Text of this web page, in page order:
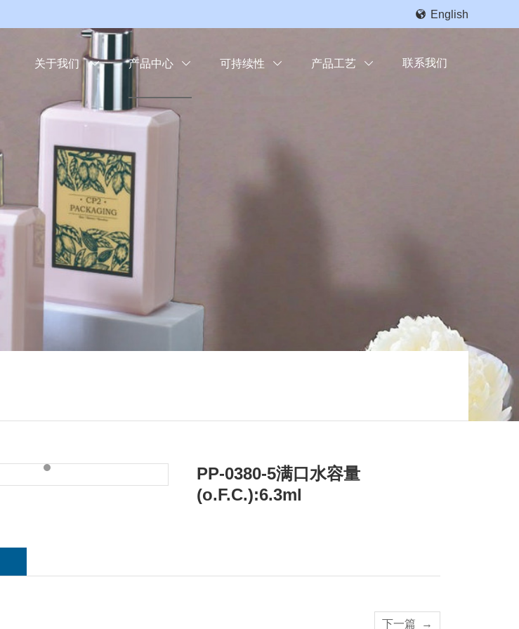
 English
关于我们  产品中心  可持续性  产品工艺  联系我们
PP-0380-5满口水容量
(o.F.C.):6.3ml
下一篇 →